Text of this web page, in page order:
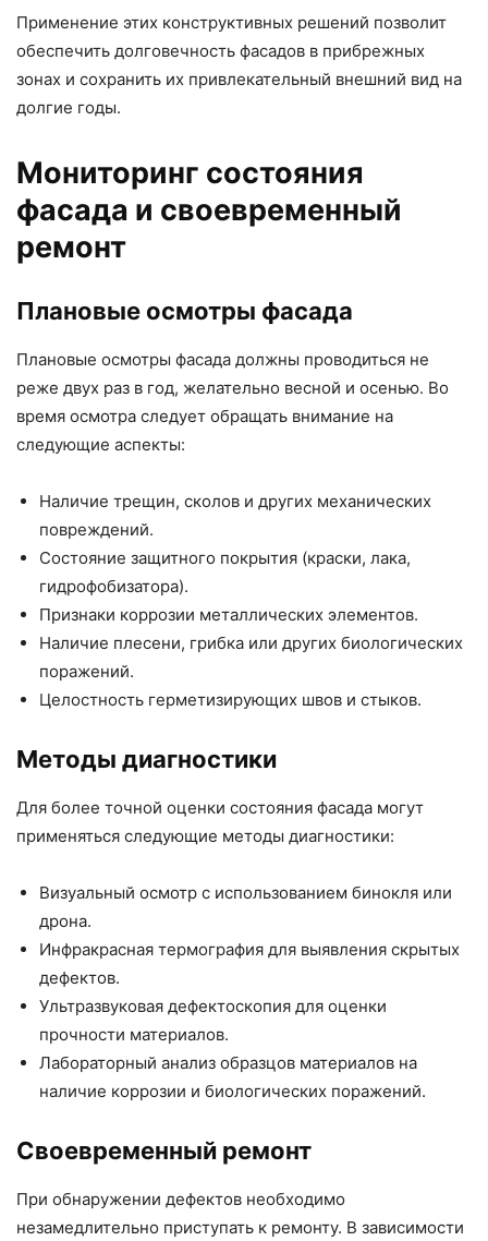
Применение этих конструктивных решений позволит
обеспечить долговечность фасадов в прибрежных
зонах и сохранить их привлекательный внешний вид на
долгие годы.
Мониторинг состояния
фасада и своевременный
ремонт
Плановые осмотры фасада
Плановые осмотры фасада должны проводиться не
реже двух раз в год, желательно весной и осенью. Во
время осмотра следует обращать внимание на
следующие аспекты:
Наличие трещин, сколов и других механических
повреждений.
Состояние защитного покрытия (краски, лака,
гидрофобизатора).
Признаки коррозии металлических элементов.
Наличие плесени, грибка или других биологических
поражений.
Целостность герметизирующих швов и стыков.
Методы диагностики
Для более точной оценки состояния фасада могут
применяться следующие методы диагностики:
Визуальный осмотр с использованием бинокля или
дрона.
Инфракрасная термография для выявления скрытых
дефектов.
Ультразвуковая дефектоскопия для оценки
прочности материалов.
Лабораторный анализ образцов материалов на
наличие коррозии и биологических поражений.
Своевременный ремонт
При обнаружении дефектов необходимо
незамедлительно приступать к ремонту. В зависимости